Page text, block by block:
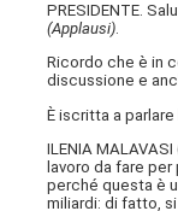
PRESIDENTE.
(Applausi).
Ricordo che è in
discussione e
È iscritta a
ILENIA MALAVASI
lavoro da fare
perché questa è
miliardi: di fatto,